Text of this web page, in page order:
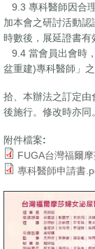
9.3 專科醫師因合
加本會之研討活動
時數後，展延證書有
9.4 當會員出會時
盆重建)專科醫師」之
拾、本辦法之訂定
後施行。修改時亦同。
附件檔案:
FUGA台灣福爾
專科醫師申請書